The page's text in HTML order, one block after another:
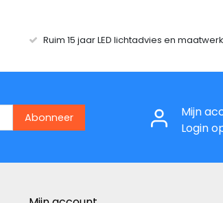
Ruim 15 jaar LED lichtadvies en maatwerk
Abonneer
Mijn
Login